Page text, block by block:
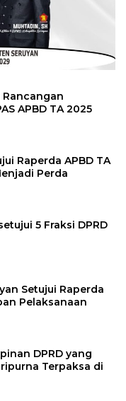
APBD TA 2025
Raperda APBD TA
Perda
5 Fraksi DPRD
Setujui Raperda
Pelaksanaan
DPRD yang
Terpaksa di